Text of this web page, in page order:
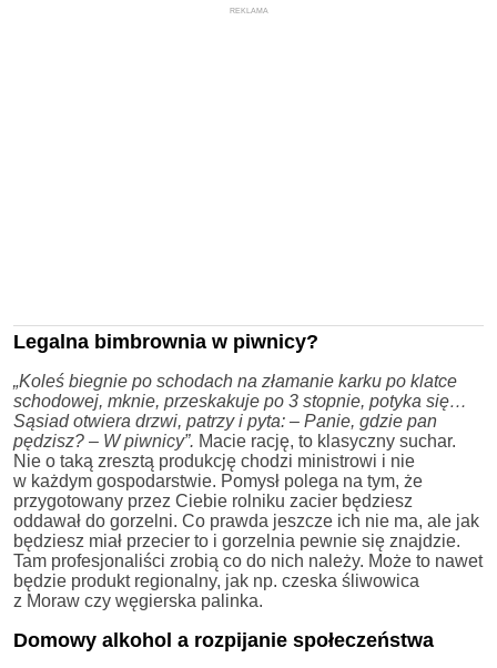
REKLAMA
Legalna bimbrownia w piwnicy?
„Koleś biegnie po schodach na złamanie karku po klatce
schodowej, mknie, przeskakuje po 3 stopnie, potyka się…
Sąsiad otwiera drzwi, patrzy i pyta: – Panie, gdzie pan
pędzisz? – W piwnicy”. Macie rację, to klasyczny suchar.
Nie o taką zresztą produkcję chodzi ministrowi i nie
w każdym gospodarstwie. Pomysł polega na tym, że
przygotowany przez Ciebie rolniku zacier będziesz
oddawał do gorzelni. Co prawda jeszcze ich nie ma, ale jak
będziesz miał przecier to i gorzelnia pewnie się znajdzie.
Tam profesjonaliści zrobią co do nich należy. Może to nawet
będzie produkt regionalny, jak np. czeska śliwowica
z Moraw czy węgierska palinka.
Domowy alkohol a rozpijanie społeczeństwa